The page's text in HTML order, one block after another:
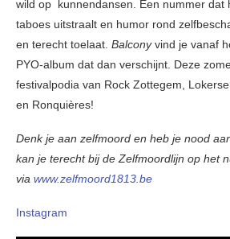
wild op kunnendansen. Een nummer dat
taboes uitstraalt en humor rond
en terecht toelaat. Balconyvind je vanaf
PYO-album dat dan verschijnt. Deze
festivalpodia van Rock Zottegem,
en Ronquières!
Denk je aan zelfmoord en heb je nood
kan je terecht bij de Zelfmoordlijn op het
via www.zelfmoord1813.be
Instagram